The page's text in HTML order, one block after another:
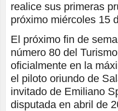
realice sus primeras
próximo miércoles 15
El próximo fin de
número 80 del
oficialmente en la
el piloto oriundo de
invitado de Emiliano
disputada en abril de